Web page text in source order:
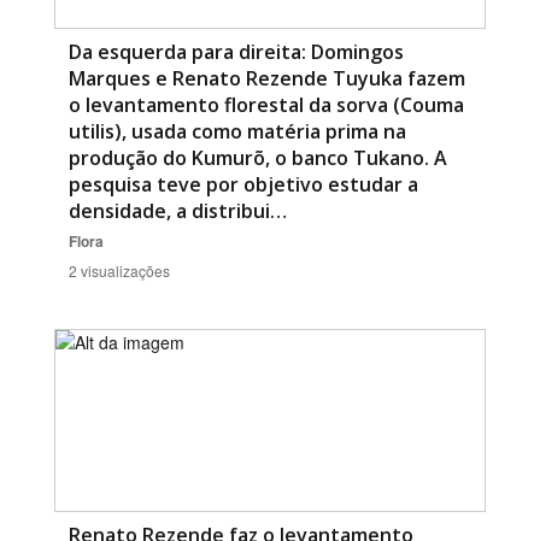
Da esquerda para direita: Domingos
Marques e Renato Rezende Tuyuka fazem
o levantamento florestal da sorva (Couma
utilis), usada como matéria prima na
produção do Kumurõ, o banco Tukano. A
pesquisa teve por objetivo estudar a
densidade, a distribui…
Flora
2 visualizações
Renato Rezende faz o levantamento